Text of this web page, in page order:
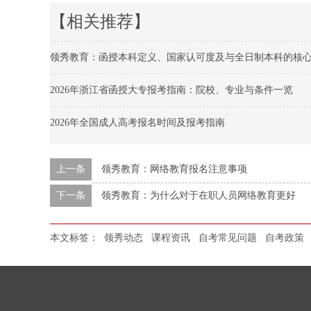
【相关推荐】
领秀教育：函授本科定义、国家认可度及与全日制本科的核
2026年浙江省函授大专报考指南：院校、专业与条件一览
2026年全国成人高考报名时间及报考指南
上一条 领秀教育：网络教育报名注意事项
下一条 领秀教育：为什么对于在职人员网络教育更好
本文标签： 领秀动态 课程资讯 自考常见问题 自考政策